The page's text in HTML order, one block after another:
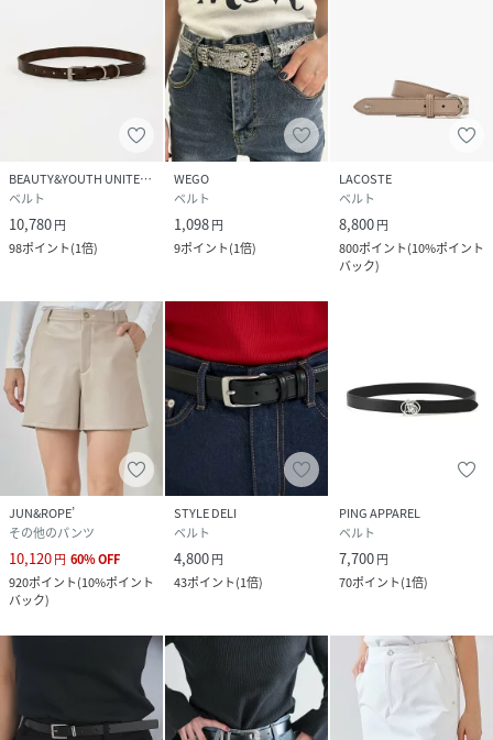
BEAUTY&YOUTH UNITED ARROWS
ベルト
10,780円
98ポイント(1倍)
WEGO
ベルト
1,098円
9ポイント(1倍)
LACOSTE
ベルト
8,800円
800ポイント(10%ポイント
バック)
JUN&ROPE’
その他のパンツ
10,120円 60%OFF
920ポイント(10%ポイント
バック)
STYLE DELI
ベルト
4,800円
43ポイント(1倍)
PING APPAREL
ベルト
7,700円
70ポイント(1倍)